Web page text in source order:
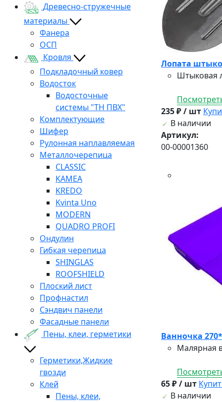
Древесно-стружечные
материалы
Фанера
ОСП
Кровля
Подкладочный ковер
Водосток
Водосточные
системы "ТН ПВХ"
Комплектующие
Шифер
Рулонная наплавляемая
Металлочерепица
CLASSIC
KAMEA
KREDO
Kvinta Uno
MODERN
QUADRO PROFI
Ондулин
Гибкая черепица
SHINGLAS
ROOFSHIELD
Плоский лист
Профнастил
Сэндвич панели
Фасадные панели
Пены, клеи, герметики
Герметики,Жидкие
гвозди
Клей
Пены, клеи,
Лопата
Штыковая
235 ₽ / шт
В наличии
Артикул:
00-00001360
Ванночка
Малярная
65 ₽ / шт
В наличии